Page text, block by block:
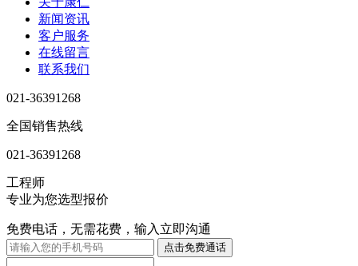
新闻资讯
客户服务
在线留言
联系我们
021-36391268
全国销售热线
021-36391268
工程师
专业为您选型报价
免费电话，无需花费，输入立即沟通